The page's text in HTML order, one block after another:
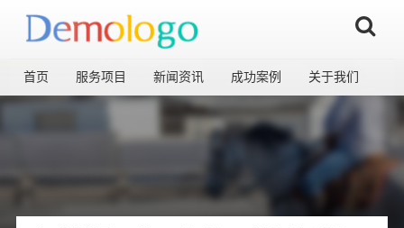
首页 服务项目 新闻资讯 成功案例 关于我们